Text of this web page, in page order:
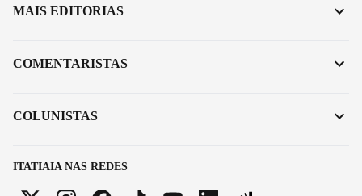
ITATIAIA NAS REDES
MAIS EDITORIAS
COMENTARISTAS
COLUNISTAS